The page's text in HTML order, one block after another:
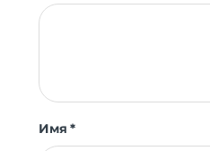
Имя*